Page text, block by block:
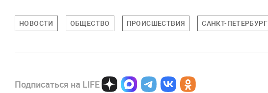
НОВОСТИ ОБЩЕСТВО ПРОИСШЕСТВИЯ САНКТ-ПЕТЕРБУРГ
Подписаться на LIFE